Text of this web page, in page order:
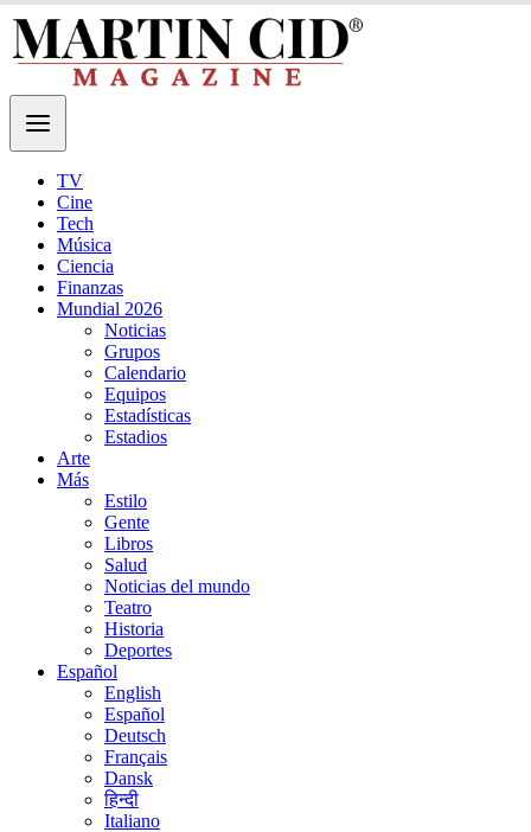
TV
Cine
Tech
Música
Ciencia
Finanzas
Mundial 2026
Noticias
Grupos
Calendario
Equipos
Estadísticas
Estadios
Arte
Más
Estilo
Gente
Libros
Salud
Noticias del mundo
Teatro
Historia
Deportes
Español
English
Español
Deutsch
Français
Dansk
हिन्दी
Italiano